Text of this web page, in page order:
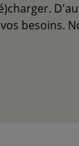
besoins.